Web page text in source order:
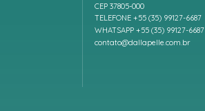
CEP 37805-000
TELEFONE +55 (35) 99127-6687
WHATSAPP +55 (35) 99127-6687
contato@dallapelle.com.br